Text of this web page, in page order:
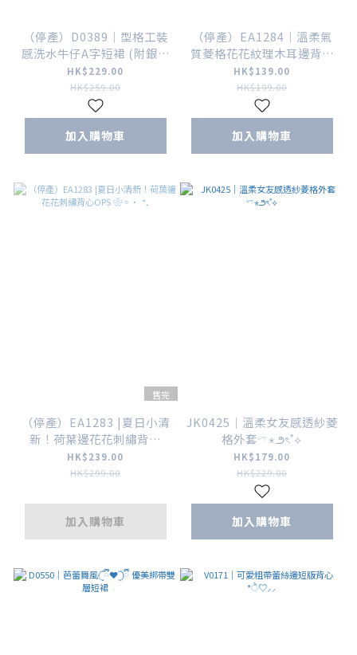
（停產）D0389｜型格工裝
感洗水牛仔A字短裙 (附銀圈
皮帶
HK$229.00
HK$259.00
加入購物車
（停產）EA1284｜溫柔氣
質菱格花花紋理木耳邊背心
°❀🐞⋆.ೃ࿔*:･
HK$139.00
HK$199.00
加入購物車
售完
（停產）EA1283 |夏日小清
新！荷葉邊花花刺繡背心
OPS ❀。• *₊
HK$239.00
HK$299.00
加入購物車
JK0425｜溫柔女友感透紗菱
格外套𓍼⋆౨ৎ˚⟡
HK$179.00
HK$229.00
加入購物車